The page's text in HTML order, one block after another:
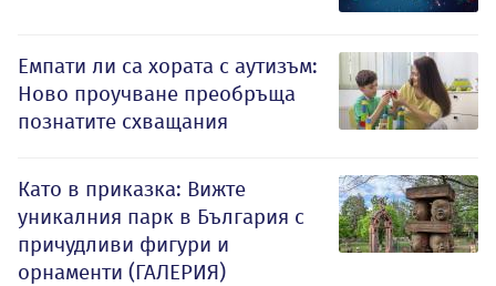
Емпати ли са хората с аутизъм:
Ново проучване преобръща
познатите схващания
Като в приказка: Вижте
уникалния парк в България с
причудливи фигури и
орнаменти (ГАЛЕРИЯ)